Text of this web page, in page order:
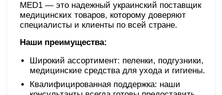
MED1 — это надежный украинский поставщик
медицинских товаров, которому доверяют
специалисты и клиенты по всей стране.
Наши преимущества:
Широкий ассортимент: пеленки, подгузники,
медицинские средства для ухода и гигиены.
Квалифицированная поддержка: наши